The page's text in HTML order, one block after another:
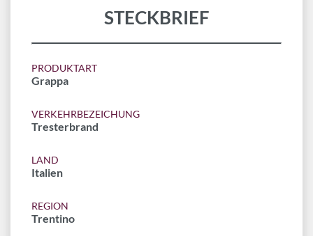
STECKBRIEF
PRODUKTART
Grappa
VERKEHRBEZEICHUNG
Tresterbrand
LAND
Italien
REGION
Trentino